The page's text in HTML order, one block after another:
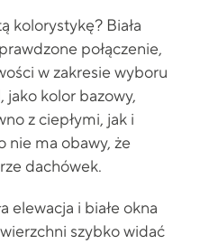
kolorystykę? Biała
połączenie,
w zakresie wyboru
jako kolor bazowy,
z ciepłymi, jak i
nie ma obawy, że
dachówek.
elewacja i białe okna
szybko widać